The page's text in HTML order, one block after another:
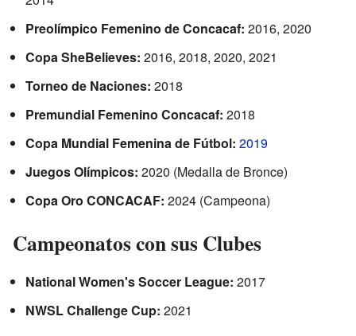
Preolímpico Femenino de Concacaf: 2016, 2020
Copa SheBelieves: 2016, 2018, 2020, 2021
Torneo de Naciones: 2018
Premundial Femenino Concacaf: 2018
Copa Mundial Femenina de Fútbol: 2019
Juegos Olímpicos: 2020 (Medalla de Bronce)
Copa Oro CONCACAF: 2024 (Campeona)
Campeonatos con sus Clubes
National Women's Soccer League: 2017
NWSL Challenge Cup: 2021